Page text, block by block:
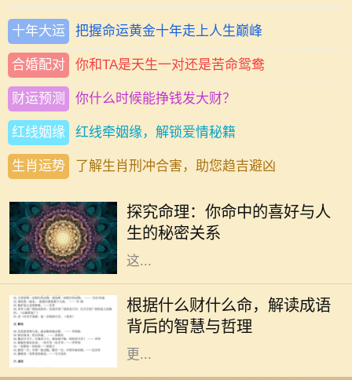
十年大运 把握命运黄金十年走上人生巅峰
合婚配对 你和TA是天生一对还是苦命鸳鸯
财运预测 你什么时候能挣钱发大财？
红线姻缘 红线牵姻缘，解锁爱情秘籍
生肖运势 了解生肖刑冲合害，助您趋吉避凶
探究命理：你命中的喜好与人
生的秘密关系
在传统的中华文化中，命理学一直是
八字，许多人尝试了解自己的命运，
探索人生的喜好和方向。我们常听到
这...
根据什么财什么命，解读成语
背后的智慧与哲理
在中华文化的浩瀚海洋中，成语作为
语言的瑰宝，蕴含着深刻的道理和智
慧。“根据什么财什么命”这一说法，
启示我们通过对成语的解读，能够
更...